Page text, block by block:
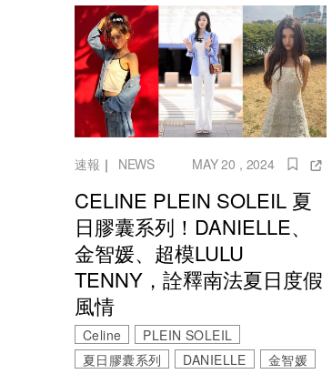
速報 ｜ NEWS MAY 20 , 2024
CELINE PLEIN SOLEIL 夏
日膠囊系列！DANIELLE、
金智媛、超模LULU
TENNY，詮釋南法夏日度假
風情
Celine
PLEIN SOLEIL
夏日膠囊系列
DANIELLE
金智媛